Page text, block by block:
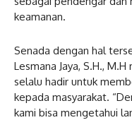
keamanan.
Senada dengan hal
Lesmana Jaya, S.H.,
selalu hadir untuk
kepada masyarakat.
kami bisa mengetahui